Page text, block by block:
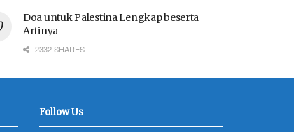
Doa untuk Palestina Lengkap beserta
Artinya
2332 SHARES
Follow Us